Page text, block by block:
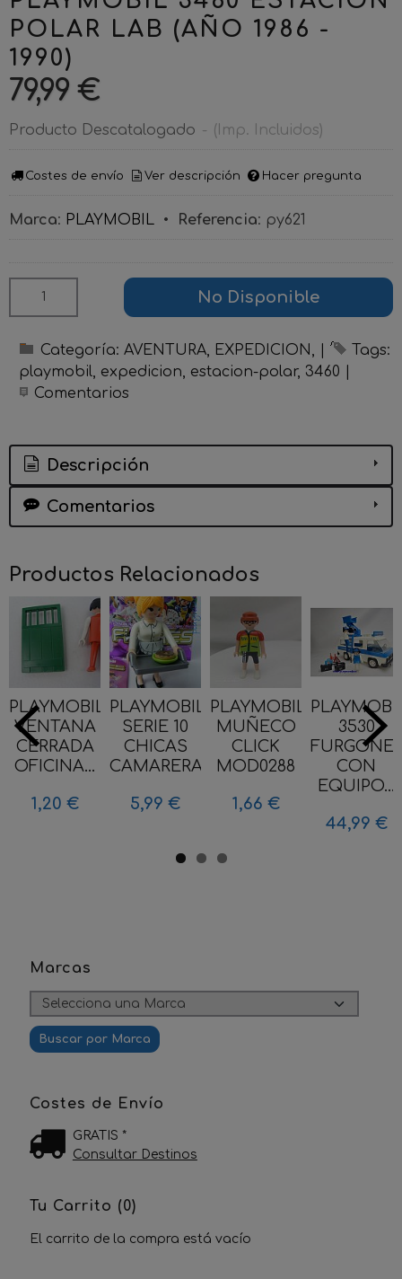
Marcas
Costes de Envío
GRATIS *
Consultar Destinos
Tu Carrito (0)
El carrito de la compra está vacío
POLAR LAB (AÑO 1986 -
1990)
79,99 €
Producto Descatalogado - (Imp. Incluidos)
Costes de envío Ver descripción Hacer pregunta
Marca: PLAYMOBIL • Referencia: py621
No Disponible
Categoría: AVENTURA, EXPEDICION,
Tags:
playmobil
expedicion estacion-polar 3460
Comentarios
Descripción
Comentarios
Productos Relacionados
PLAYMOBIL
VENTANA
CERRADA
OFICINA...
1,20 €
PLAYMOBIL
SERIE 10
CHICAS
CAMARERA
5,99 €
PLAYMOBIL
MUÑECO
CLICK
MOD0288
1,66 €
3530
CON
EQUIPO...
44,99 €